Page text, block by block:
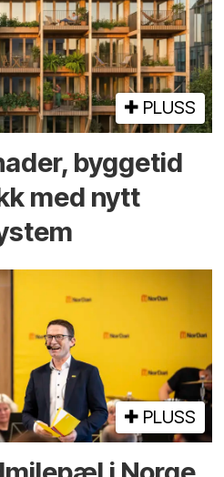
PLUSS
byggetid
med nytt
PLUSS